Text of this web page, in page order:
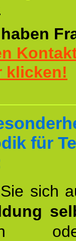
klicken!
für
sich